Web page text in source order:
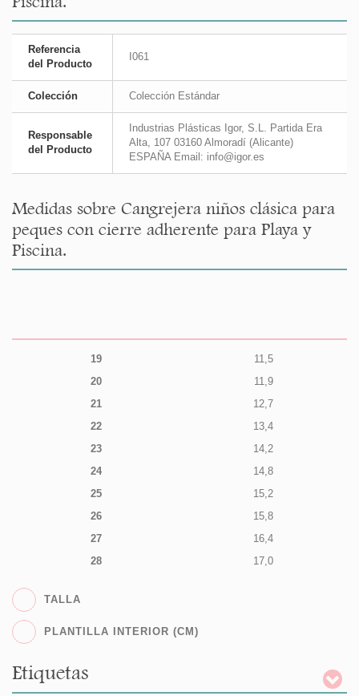
Referencia
del Producto
I061
Colección Colección Estándar
Responsable
del Producto
Industrias Plásticas Igor, S.L. Partida Era
Alta, 107 03160 Almoradí (Alicante)
ESPAÑA Email: info@igor.es
Medidas sobre Cangrejera niños clásica para
peques con cierre adherente para Playa y
Piscina.
19
11,5
20
11,9
21
12,7
22
13,4
23
14,2
24
14,8
25
15,2
26
15,8
27
16,4
28
17,0
TALLA
PLANTILLA INTERIOR (CM)
Etiquetas